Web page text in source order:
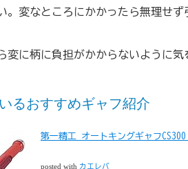
。変なところにかかったら無理せず
変に柄に負担がかからないように気
るおすすめギャフ紹介
第一精工 オートキングギャフ
posted with カエレバ